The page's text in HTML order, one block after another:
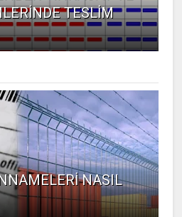
TESLİM
NASIL